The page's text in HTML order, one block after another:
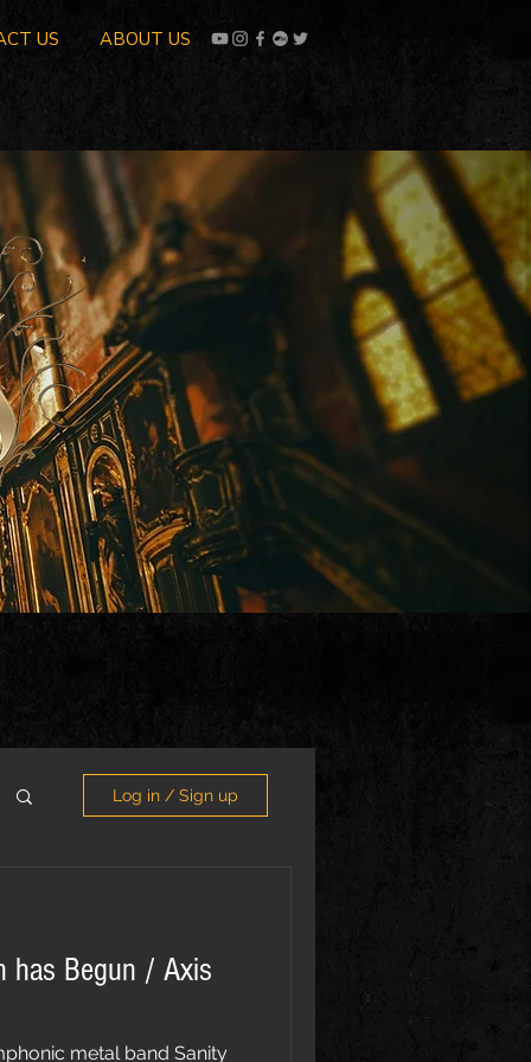
US ABOUT US
Log in / Sign up
has Begun / Axis
metal band Sanity